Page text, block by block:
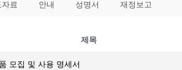
자료 안내 성명서 재정보고
제목
모집 및 사용 명세서